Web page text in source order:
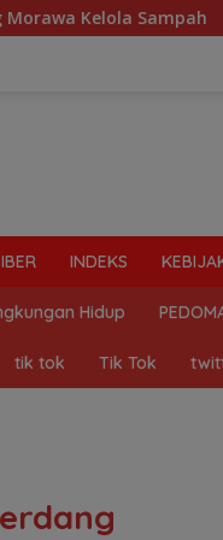
Mahasiswa
INDEKS
Hidup
tik tok Tik Tok